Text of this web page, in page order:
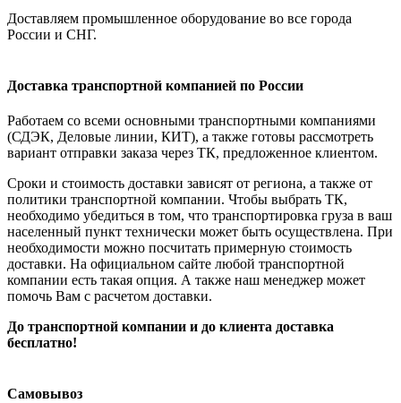
Доставляем промышленное оборудование во все города
России и СНГ.
Доставка транспортной компанией по России
Работаем со всеми основными транспортными компаниями
(СДЭК, Деловые линии, КИТ), а также готовы рассмотреть
вариант отправки заказа через ТК, предложенное клиентом.
Сроки и стоимость доставки зависят от региона, а также от
политики транспортной компании. Чтобы выбрать ТК,
необходимо убедиться в том, что транспортировка груза в ваш
населенный пункт технически может быть осуществлена. При
необходимости можно посчитать примерную стоимость
доставки. На официальном сайте любой транспортной
компании есть такая опция. А также наш менеджер может
помочь Вам с расчетом доставки.
До транспортной компании и до клиента доставка
бесплатно!
Самовывоз